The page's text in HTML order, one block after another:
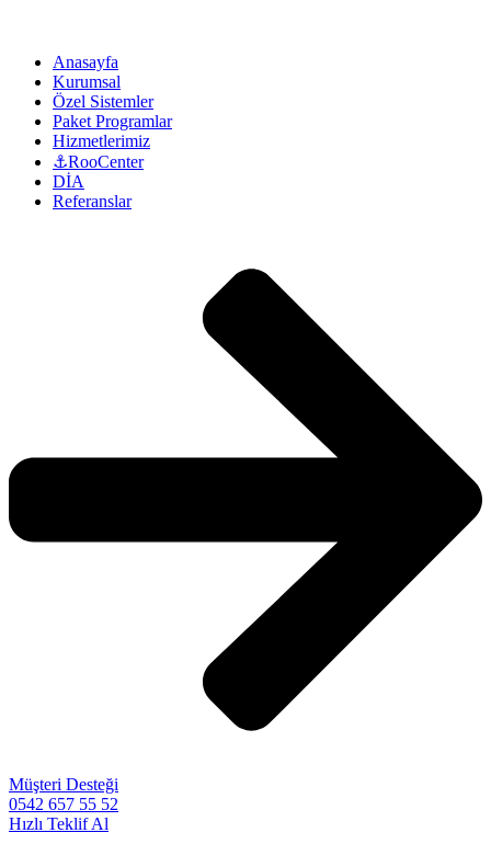
Anasayfa
Kurumsal
Özel Sistemler
Paket Programlar
Hizmetlerimiz
⚓RooCenter
DİA
Referanslar
Müşteri Desteği
0542 657 55 52
Hızlı Teklif Al